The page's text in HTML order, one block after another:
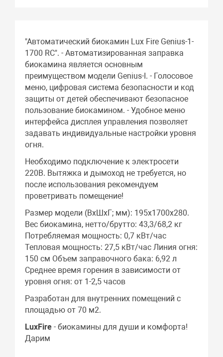
"Автоматический биокамин Lux Fire Genius-1-
1700 RC". - Автоматизированная заправка
биокамина является основным
преимуществом модели Genius-I. - Голосовое
меню, цифровая система безопасности и код
защиты от детей обеспечивают безопасное
пользование биокамином. - Удобное меню
интерфейса дисплея управления позволяет
задавать индивидуальные настройки уровня
огня.
Необходимо подключение к электросети
220В. Вытяжка и дымоход не требуется, но
после использования рекомендуем
проветривать помещение!
Размер модели (ВхШхГ; мм): 195х1700х280.
Вес биокамина, нетто/брутто: 43,3/68,2 кг
Потребляемая мощность: 0,7 кВт/час
Тепловая мощность: 27,5 кВт/час Линия огня:
150 см Объем заправочного бака: 6,92 л
Среднее время горения в зависимости от
уровня огня: от 1-2,5 часов
Разработан для внутренних помещений с
площадью от 70 м2.
LuxFire - биокамины для души и комфорта!
Дарим